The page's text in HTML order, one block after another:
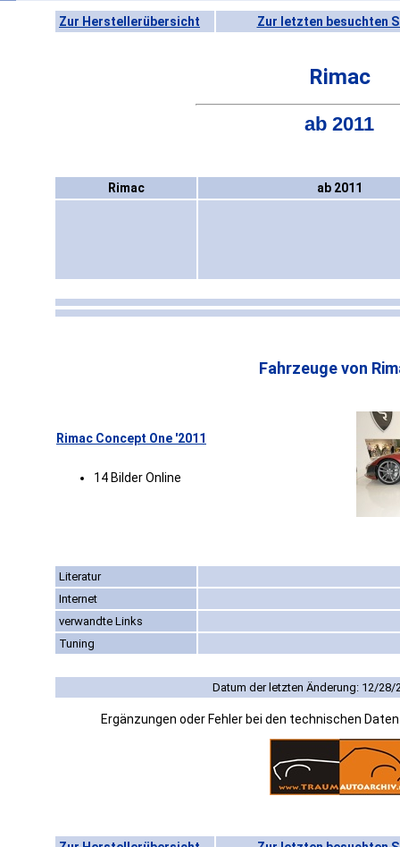
Zur Herstellerübersicht Zur letzten besuchten
Rimac
ab 2011
Rimac ab 2011
Fahrzeuge von
Rimac Concept One '2011
14 Bilder Online
Literatur
Internet
verwandte Links
Tuning
Datum der letzten Änderung: 12/28/
Ergänzungen oder Fehler bei den technischen